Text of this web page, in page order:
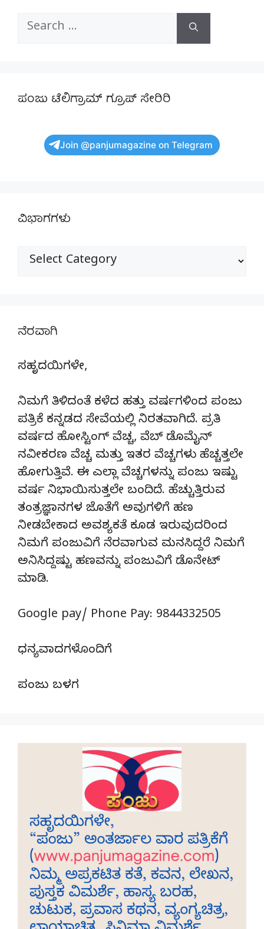
Search
ಪಂಜು ಟೆಲಿಗ್ರಾಮ್ ಗ್ರೂಪ್ ಸೇರಿರಿ
Join @panjumagazine on Telegram
ವಿಭಾಗಗಳು
ವಿಭಾಗಗಳು
ನೆರವಾಗಿ
ಸಹೃದಯಿಗಳೇ,
ನಿಮಗೆ ತಿಳಿದಂತೆ ಕಳೆದ ಹತ್ತು ವರ್ಷಗಳಿಂದ ಪಂಜು
ಪತ್ರಿಕೆ ಕನ್ನಡದ ಸೇವೆಯಲ್ಲಿ ನಿರತವಾಗಿದೆ. ಪ್ರತಿ
ವರ್ಷದ ಹೋಸ್ಟಿಂಗ್‌ ವೆಚ್ಚ, ವೆಬ್‌ ಡೊಮೈನ್‌
ನವೀಕರಣ ವೆಚ್ಚ ಮತ್ತು ಇತರ ವೆಚ್ಚಗಳು ಹೆಚ್ಚತ್ತಲೇ
ಹೋಗುತ್ತಿವೆ. ಈ ಎಲ್ಲಾ ವೆಚ್ಚಗಳನ್ನು ಪಂಜು ಇಷ್ಟು
ವರ್ಷ ನಿಭಾಯಿಸುತ್ತಲೇ ಬಂದಿದೆ. ಹೆಚ್ಚುತ್ತಿರುವ
ತಂತ್ರಜ್ಞಾನಗಳ ಜೊತೆಗೆ ಅವುಗಳಿಗೆ ಹಣ
ನೀಡಬೇಕಾದ ಅವಶ್ಯಕತೆ ಕೂಡ ಇರುವುದರಿಂದ
ನಿಮಗೆ ಪಂಜುವಿಗೆ ನೆರವಾಗುವ ಮನಸಿದ್ದರೆ ನಿಮಗೆ
ಅನಿಸಿದ್ದಷ್ಟು ಹಣವನ್ನು ಪಂಜುವಿಗೆ ಡೊನೇಟ್‌
ಮಾಡಿ.
Google pay/ Phone Pay: 9844332505
ಧನ್ಯವಾದಗಳೊಂದಿಗೆ
ಪಂಜು ಬಳಗ